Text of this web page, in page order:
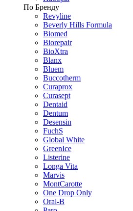
По Бренду
Revyline
Beverly Hills Formula
Biomed
Biorepair
BioXtra
Blanx
Bluem
Buccotherm
Curaprox
Curasept
Dentaid
Dentum
Desensin
FuchS
Global White
GreenIce
Listerine
Longa Vita
Marvis
MontCarotte
One Drop Only
Oral-B